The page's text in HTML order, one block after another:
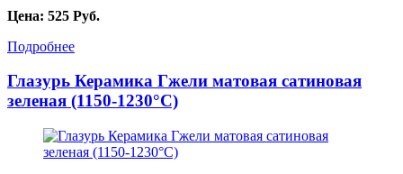
Цена: 525 Руб.
Подробнее
Глазурь Керамика Гжели матовая сатиновая
зеленая (1150-1230°C)